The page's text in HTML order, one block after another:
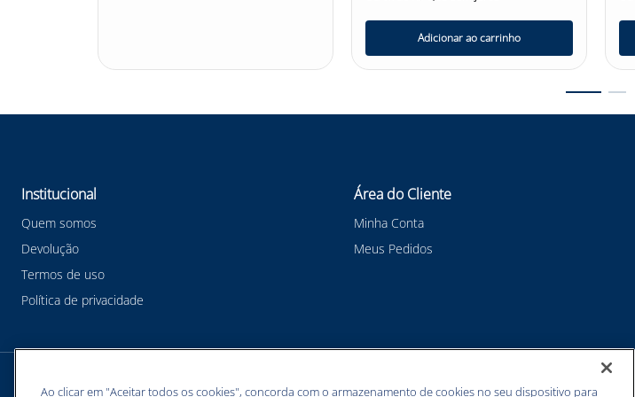
Adicionar ao carrinho
Institucional
Quem somos
Devolução
Termos de uso
Política de privacidade
Área do Cliente
Minha Conta
Meus Pedidos
Meios de pagamentos
Ao clicar em "Aceitar todos os cookies", concorda com o armazenamento de cookies no seu dispositivo para